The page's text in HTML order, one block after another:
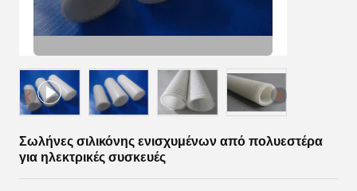
Σωλήνες σιλικόνης ενισχυμένων από πολυεστέρα
για ηλεκτρικές συσκευές